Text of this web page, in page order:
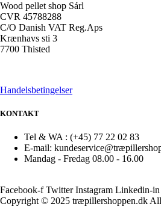
Wood pellet shop Sárl
CVR 45788288
C/O Danish VAT Reg.Aps
Krænhavs sti 3
7700 Thisted
Handelsbetingelser
KONTAKT
Tel & WA : (+45) 77 22 02 83
E-mail:
Mandag - Fredag 08.00 - 16.00
Facebook-f Twitter Instagram Linkedin-in
Copyright © 2025 træpillershoppen.dk